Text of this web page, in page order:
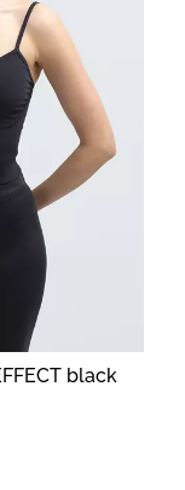
black